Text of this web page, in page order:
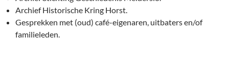
Archief Historische Kring Horst.
Gesprekken met (oud) café-eigenaren, uitbaters en/of
familieleden.